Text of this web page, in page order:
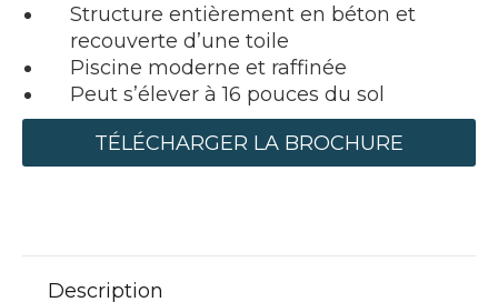
Structure entièrement en béton et
recouverte d’une toile
Piscine moderne et raffinée
Peut s’élever à 16 pouces du sol
TÉLÉCHARGER LA BROCHURE
Description